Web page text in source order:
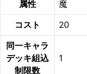
属性 魔
コスト 20
同一キャラ
デッキ組込
制限数
1